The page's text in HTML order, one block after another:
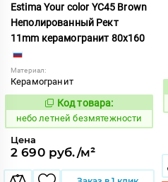
Estima Your color YC45 Brown
Неполированный Рект
11mm керамогранит 80x160
Материал:
Керамогранит
1115254
Код товара:
небо летней безмятежности
Цена
2 690 руб./м²